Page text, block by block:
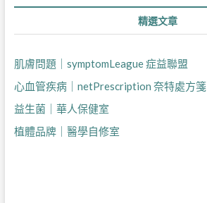
精選文章
肌膚問題｜symptomLeague 症益聯盟
心血管疾病｜netPrescription 奈特處方箋
益生菌｜華人保健室
植體品牌｜醫學自修室